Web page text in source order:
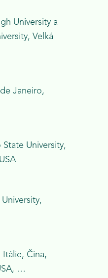
University a
Velká
Janeiro,
University,
USA
Itálie, Čína,
, …